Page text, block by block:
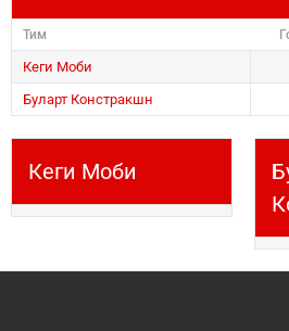
Тим
Кеги Моби
Буларт Констракшн
Кеги Моби